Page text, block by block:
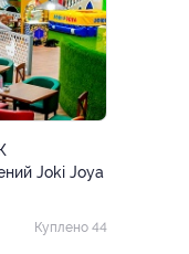
Joki Joya
Куплено 44